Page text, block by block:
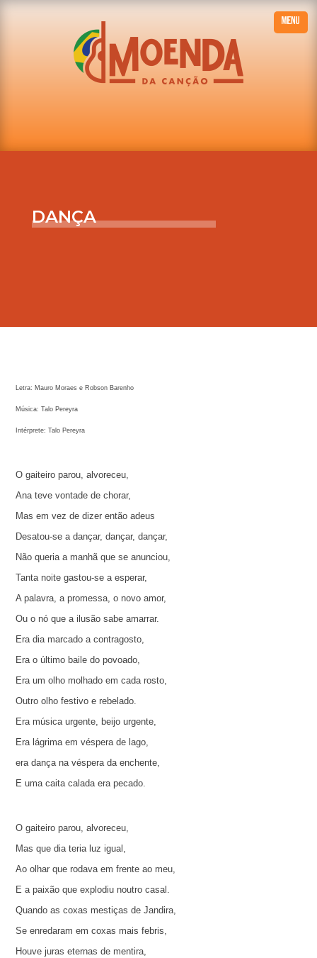
DANÇA
Letra: Mauro Moraes e Robson Barenho
Música: Talo Pereyra
Intérprete: Talo Pereyra
O gaiteiro parou, alvoreceu,
Ana teve vontade de chorar,
Mas em vez de dizer então adeus
Desatou-se a dançar, dançar, dançar,
Não queria a manhã que se anunciou,
Tanta noite gastou-se a esperar,
A palavra, a promessa, o novo amor,
Ou o nó que a ilusão sabe amarrar.
Era dia marcado a contragosto,
Era o último baile do povoado,
Era um olho molhado em cada rosto,
Outro olho festivo e rebelado.
Era música urgente, beijo urgente,
Era lágrima em véspera de lago,
era dança na véspera da enchente,
E uma caita calada era pecado.
O gaiteiro parou, alvoreceu,
Mas que dia teria luz igual,
Ao olhar que rodava em frente ao meu,
E a paixão que explodiu noutro casal.
Quando as coxas mestiças de Jandira,
Se enredaram em coxas mais febris,
Houve juras eternas de mentira,